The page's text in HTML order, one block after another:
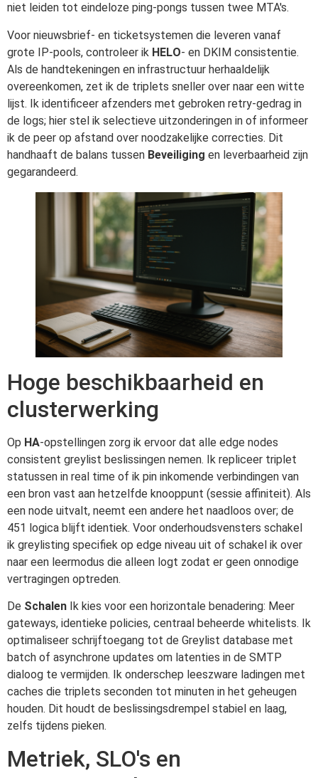
niet leiden tot eindeloze ping-pongs tussen twee MTA's.
Voor nieuwsbrief- en ticketsystemen die leveren vanaf
grote IP-pools, controleer ik HELO- en DKIM consistentie.
Als de handtekeningen en infrastructuur herhaaldelijk
overeenkomen, zet ik de triplets sneller over naar een witte
lijst. Ik identificeer afzenders met gebroken retry-gedrag in
de logs; hier stel ik selectieve uitzonderingen in of informeer
ik de peer op afstand over noodzakelijke correcties. Dit
handhaaft de balans tussen Beveiliging en leverbaarheid zijn
gegarandeerd.
Hoge beschikbaarheid en
clusterwerking
Op HA-opstellingen zorg ik ervoor dat alle edge nodes
consistent greylist beslissingen nemen. Ik repliceer triplet
statussen in real time of ik pin inkomende verbindingen van
een bron vast aan hetzelfde knooppunt (sessie affiniteit). Als
een node uitvalt, neemt een andere het naadloos over; de
451 logica blijft identiek. Voor onderhoudsvensters schakel
ik greylisting specifiek op edge niveau uit of schakel ik over
naar een leermodus die alleen logt zodat er geen onnodige
vertragingen optreden.
De Schalen Ik kies voor een horizontale benadering: Meer
gateways, identieke policies, centraal beheerde whitelists. Ik
optimaliseer schrijftoegang tot de Greylist database met
batch of asynchrone updates om latenties in de SMTP
dialoog te vermijden. Ik onderschep leeszware ladingen met
caches die triplets seconden tot minuten in het geheugen
houden. Dit houdt de beslissingsdrempel stabiel en laag,
zelfs tijdens pieken.
Metriek, SLO's en